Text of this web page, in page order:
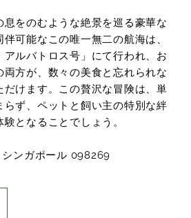
をのむような絶景を巡る豪華な
可能なこの唯一無二の航海は、
ルバトロス号」にて行われ、お
方が、数々の美食と忘れられな
だけます。この贅沢な冒険は、単
らず、ペットと飼い主の特別な絆
となることでしょう。
ンガポール 098269